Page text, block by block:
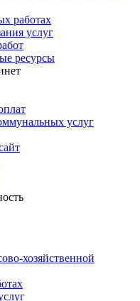
работах
услуг
ресурсы
услуг
хозяйственной